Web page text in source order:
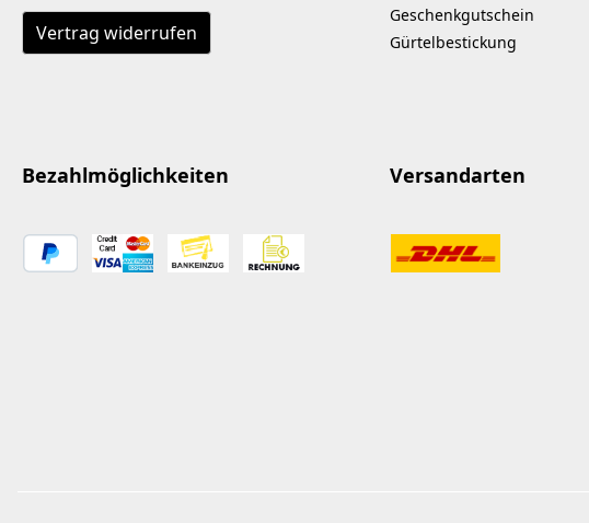
Vertrag widerrufen
Geschenkgutschein
Gürtelbestickung
Bezahlmöglichkeiten Versandarten